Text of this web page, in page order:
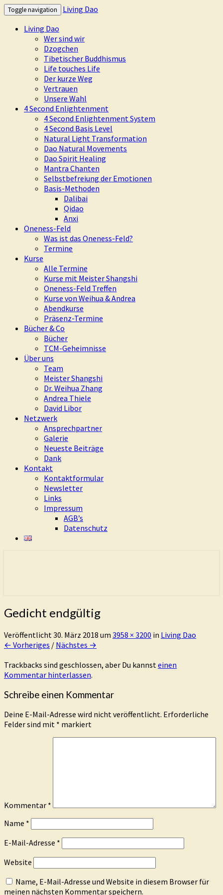
Toggle navigation
Living Dao
Living Dao
Wer sind wir
Dzogchen
Tibetischer Buddhismus
Life touches Life
Der kurze Weg
Vertrauen
Unsere Wahl
4 Second Enlightenment
4 Second Enlightenment System
4 Second Basis Level
Natural Light Transformation
Dao Natural Movements
Dao Spirit Healing
Mantra Chanten
Selbstbefreiung der Emotionen
Basis-Methoden
Dalibai
Qidao
Anxi
Oneness-Feld
Was ist das Oneness-Feld?
Termine
Kurse
Alle Termine
Kurse mit Meister Shangshi
Oneness-Feld Treffen
Kurse von Weihua & Andrea
Abendkurse
Präsenz-Termine
Bücher & Co
Bücher
TCM-Geheimnisse
Über uns
Team
Meister Shangshi
Dr. Weihua Zhang
Andrea Thiele
David Libor
Netzwerk
Ansprechpartner
Galerie
Neueste Beiträge
Dank
Kontakt
Kontaktformular
Newsletter
Links
Impressum
AGB’s
Datenschutz
Gedicht endgültig
Veröffentlicht 30. März 2018 um 3958 × 3200 in Living Dao
← Vorheriges / Nächstes →
Trackbacks sind geschlossen, aber Du kannst einen
Kommentar hinterlassen.
Schreibe einen Kommentar
Deine E-Mail-Adresse wird nicht veröffentlicht. Erforderliche
Felder sind mit * markiert
Kommentar *
Name *
E-Mail-Adresse *
Website
Name, E-Mail-Adresse und Website in diesem Browser für
meinen nächsten Kommentar speichern.